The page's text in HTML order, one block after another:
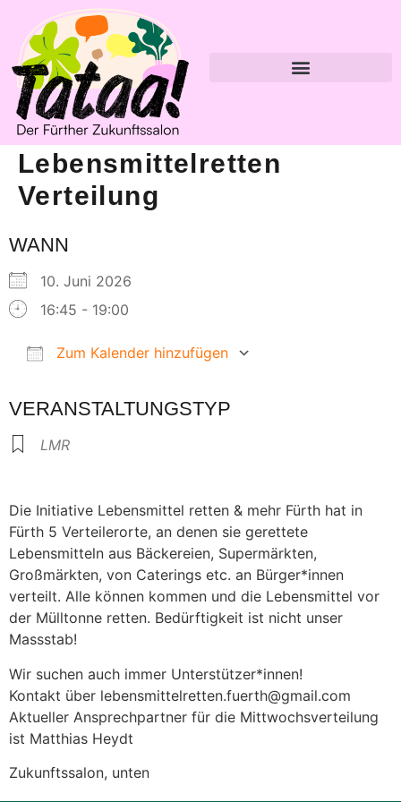
Lebensmittelretten
Verteilung
WANN
10. Juni 2026
16:45 - 19:00
Zum Kalender hinzufügen
VERANSTALTUNGSTYP
LMR
Die Initiative Lebensmittel retten & mehr Fürth hat in
Fürth 5 Verteilerorte, an denen sie gerettete
Lebensmitteln aus Bäckereien, Supermärkten,
Großmärkten, von Caterings etc. an Bürger*innen
verteilt. Alle können kommen und die Lebensmittel vor
der Mülltonne retten. Bedürftigkeit ist nicht unser
Massstab!
Wir suchen auch immer Unterstützer*innen!
Kontakt über lebensmittelretten.fuerth@gmail.com
Aktueller Ansprechpartner für die Mittwochsverteilung
ist Matthias Heydt
Zukunftssalon, unten